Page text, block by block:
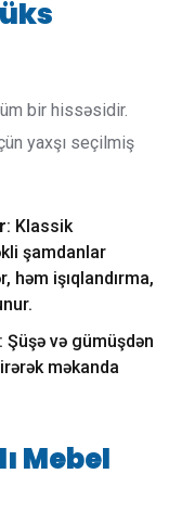
bir hissəsidir.
yaxşı seçilmiş
: Klassik
şamdanlar
həm işıqlandırma,
: Şüşə və gümüşdən
məkanda
Mebel